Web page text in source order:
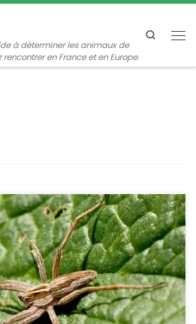
à déterminer les animaux de
en France et en Europe.
Search
qui court sur le sol à la recherche
transporte son cocon et prend soin de sa
» ! Pisaura mirabilis Vous
araignée ? Peut-être la trouverez-vous
: Arachnide Aranéide